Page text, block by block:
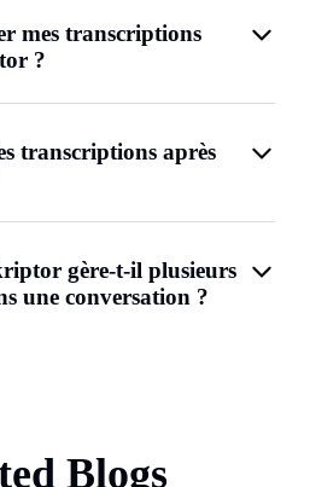
mes transcriptions
?
transcriptions après
gère-t-il plusieurs
une conversation ?
Blogs